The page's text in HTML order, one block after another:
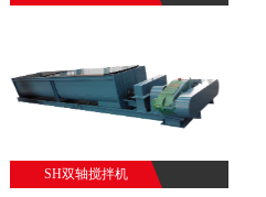
SH双轴搅拌机